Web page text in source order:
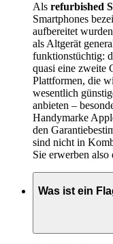
Als refurbished
Smartphones
aufbereitet
als Altgerät
funktionstüchtig:
quasi eine zweite
Plattformen, die
wesentlich
anbieten –
Handymarke
den
sind nicht in
Sie erwerben also
Was ist ein